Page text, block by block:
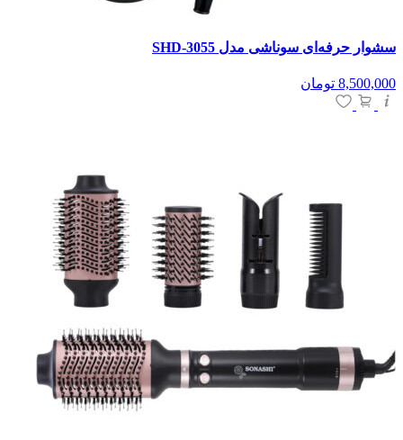
سشوار حرفه‌ای سوناشی مدل SHD-3055
8,500,000 تومان